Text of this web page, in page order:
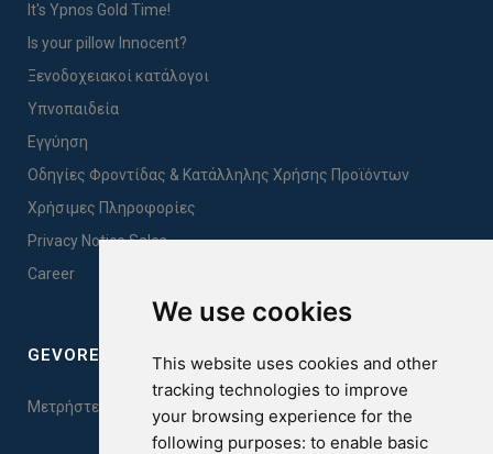
We use cookies
This website uses cookies and other
tracking technologies to improve
your browsing experience for the
following purposes: to enable basic
It's Ypnos Gold Time!
Is your pillow Innocent?
Ξενοδοχειακοί κατάλογοι
Υπνοπαιδεία
Εγγύηση
Οδηγίες Φροντίδας & Κατάλληλης Χρήσης Προϊόντων
Χρήσιμες Πληροφορίες
Privacy Notice Sales
Career
GEVOREST SLEEP QUALITY INDEX
Μετρήστε την ποιότητα του ύπνου σας. Κάντε το τεστ εδώ!